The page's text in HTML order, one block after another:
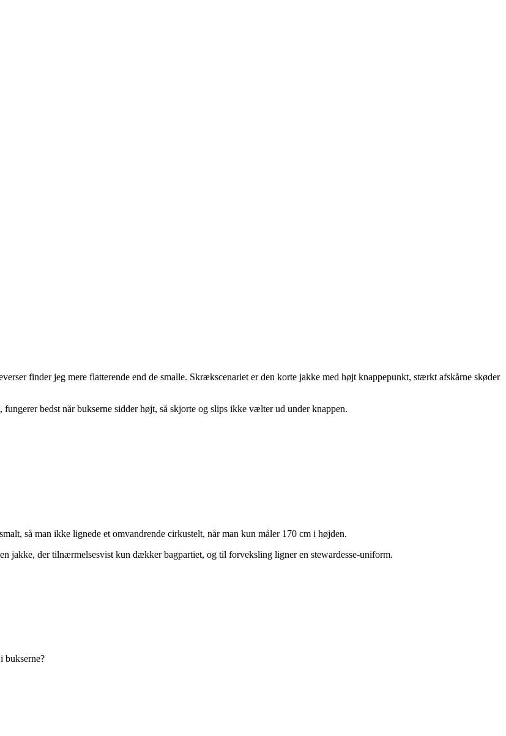
finder jeg mere flatterende end de smalle. Skrækscenariet er den korte jakke med højt knappepunkt, stærkt afskårne skøder
bedst når bukserne sidder højt, så skjorte og slips ikke vælter ud under knappen.
så man ikke lignede et omvandrende cirkustelt, når man kun måler 170 cm i højden.
jakke, der tilnærmelsesvist kun dækker bagpartiet, og til forveksling ligner en stewardesse-uniform.
bukserne?